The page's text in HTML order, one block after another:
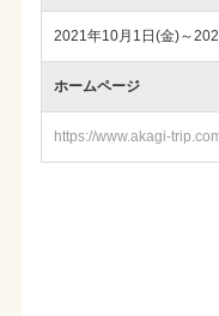
2021年10月1日(金)～
ホームページ
https://www.akagi-